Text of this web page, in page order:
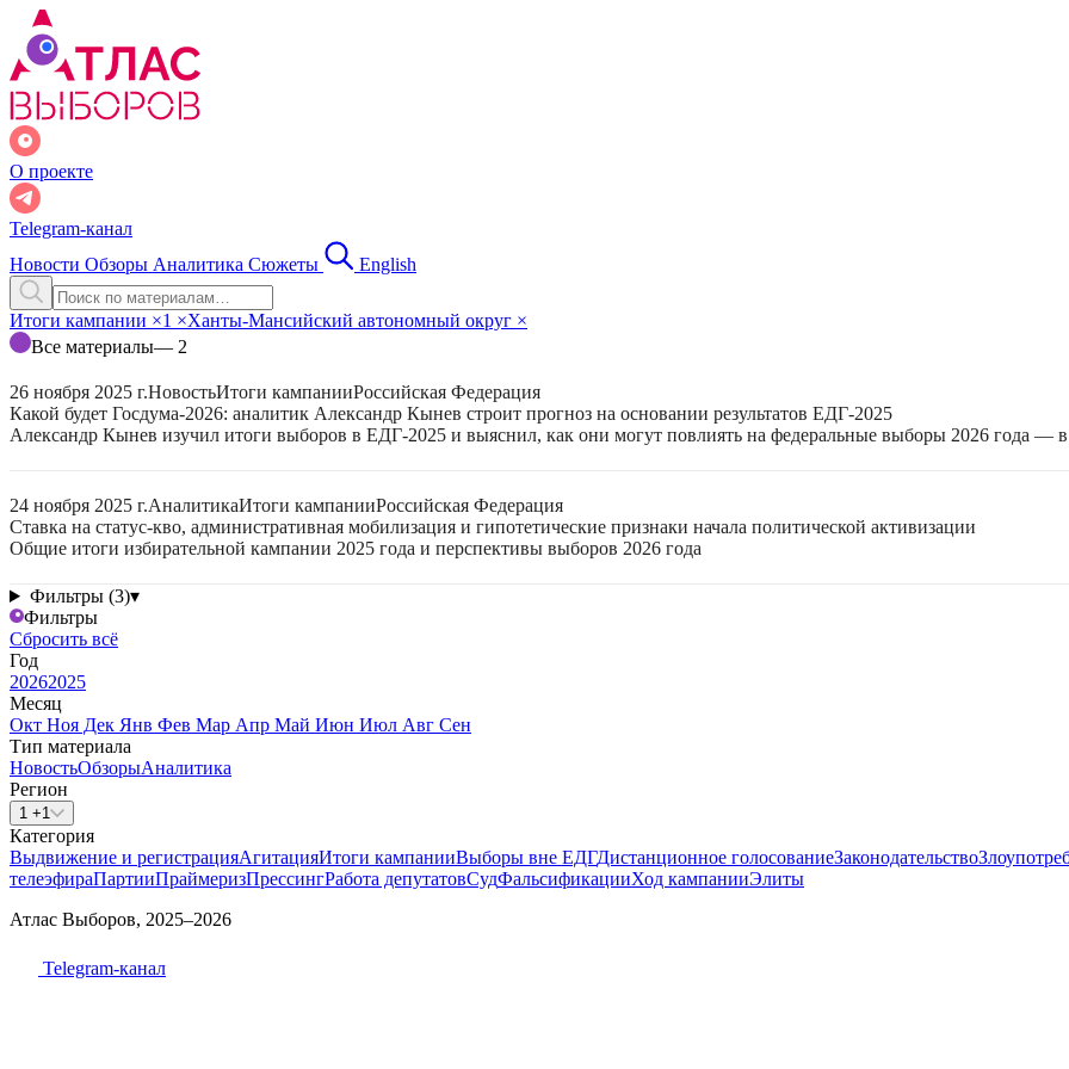
О проекте
Telegram-канал
Новости Обзоры Аналитика Сюжеты English
Итоги кампании ×1 ×Ханты-Мансийский автономный округ ×
Все материалы— 2
26 ноября 2025 г.НовостьИтоги кампанииРоссийская Федерация
Какой будет Госдума-2026: аналитик Александр Кынев строит прогноз на основании результатов ЕДГ-2025
Александр Кынев изучил итоги выборов в ЕДГ-2025 и выяснил, как они могут повлиять на федеральные выборы 2026 года —
24 ноября 2025 г.АналитикаИтоги кампанииРоссийская Федерация
Ставка на статус-кво, административная мобилизация и гипотетические признаки начала политической активизации
Общие итоги избирательной кампании 2025 года и перспективы выборов 2026 года
Фильтры (3)▾
Фильтры
Сбросить всё
Год
20262025
Месяц
Окт Ноя Дек Янв Фев Мар Апр Май Июн Июл Авг Сен
Тип материала
НовостьОбзорыАналитика
Регион
1 +1
Категория
Выдвижение и регистрацияАгитацияИтоги кампанииВыборы вне ЕДГДистанционное голосованиеЗаконодательство
телеэфираПартииПраймеризПрессингРабота депутатовСудФальсификацииХод кампанииЭлиты
Атлас Выборов, 2025–2026
Telegram-канал